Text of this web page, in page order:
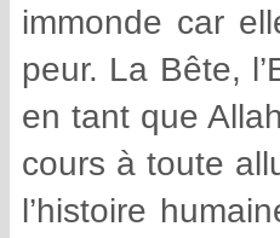
immonde car
peur. La Bête,
en tant que
cours à toute
l’histoire